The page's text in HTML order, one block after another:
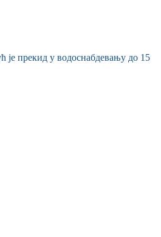
прекид у водоснабдевању до 15